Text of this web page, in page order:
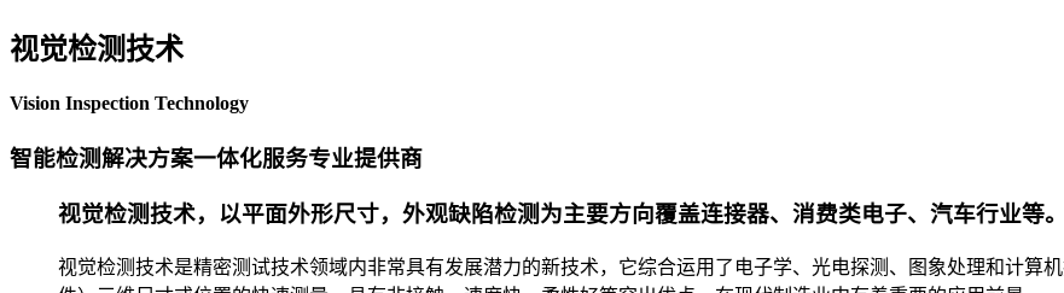
视觉检测技术
Vision Inspection Technology
智能检测解决方案一体化服务专业提供商
视觉检测技术，以平面外形尺寸，外观缺陷检测为主要方向覆盖连接器、消费类电子、汽车行业等。
视觉检测技术是精密测试技术领域内非常具有发展潜力的新技术，它综合运用了电子学、光电探测、图象处理和计算